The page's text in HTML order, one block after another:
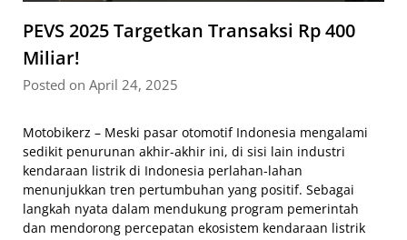
PEVS 2025 Targetkan Transaksi Rp 400
Miliar!
Posted on April 24, 2025
Motobikerz – Meski pasar otomotif Indonesia mengalami
sedikit penurunan akhir-akhir ini, di sisi lain industri
kendaraan listrik di Indonesia perlahan-lahan
menunjukkan tren pertumbuhan yang positif. Sebagai
langkah nyata dalam mendukung program pemerintah
dan mendorong percepatan ekosistem kendaraan listrik